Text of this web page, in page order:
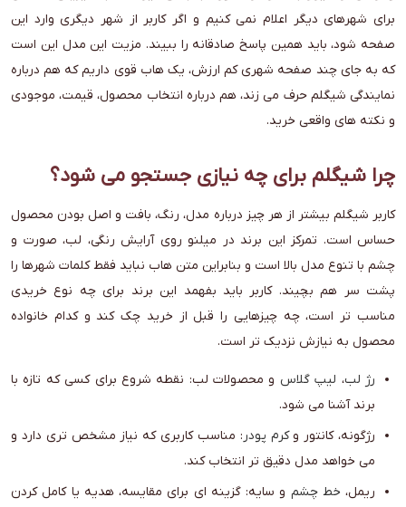
برای شهرهای دیگر اعلام نمی کنیم و اگر کاربر از شهر دیگری وارد این
صفحه شود، باید همین پاسخ صادقانه را ببیند. مزیت این مدل این است
که به جای چند صفحه شهری کم ارزش، یک هاب قوی داریم که هم درباره
نمایندگی شیگلم حرف می زند، هم درباره انتخاب محصول، قیمت، موجودی
و نکته های واقعی خرید.
چرا شیگلم برای چه نیازی جستجو می شود؟
کاربر شیگلم بیشتر از هر چیز درباره مدل، رنگ، بافت و اصل بودن محصول
حساس است. تمرکز این برند در میلنو روی آرایش رنگی، لب، صورت و
چشم با تنوع مدل بالا است و بنابراین متن هاب نباید فقط کلمات شهرها را
پشت سر هم بچیند. کاربر باید بفهمد این برند برای چه نوع خریدی
مناسب تر است، چه چیزهایی را قبل از خرید چک کند و کدام خانواده
محصول به نیازش نزدیک تر است.
رژ لب، لیپ گلاس و محصولات لب: نقطه شروع برای کسی که تازه با
برند آشنا می شود.
رژگونه، کانتور وکرم پودر: مناسب کاربری که نیاز مشخص تری دارد و
می خواهد مدل دقیق تر انتخاب کند.
ریمل، خط چشم و سایه: گزینه ای برای مقایسه، هدیه یا کامل کردن